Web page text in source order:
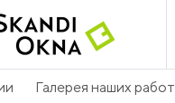
Галерея наших работ